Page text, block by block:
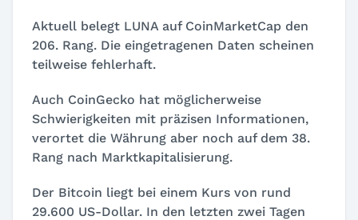
Aktuell belegt LUNA auf CoinMarketCap den
206. Rang. Die eingetragenen Daten scheinen
teilweise fehlerhaft.
Auch CoinGecko hat möglicherweise
Schwierigkeiten mit präzisen Informationen,
verortet die Währung aber noch auf dem 38.
Rang nach Marktkapitalisierung.
Der Bitcoin liegt bei einem Kurs von rund
29.600 US-Dollar. In den letzten zwei Tagen